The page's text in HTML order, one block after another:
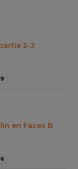
2-2
en Faces B